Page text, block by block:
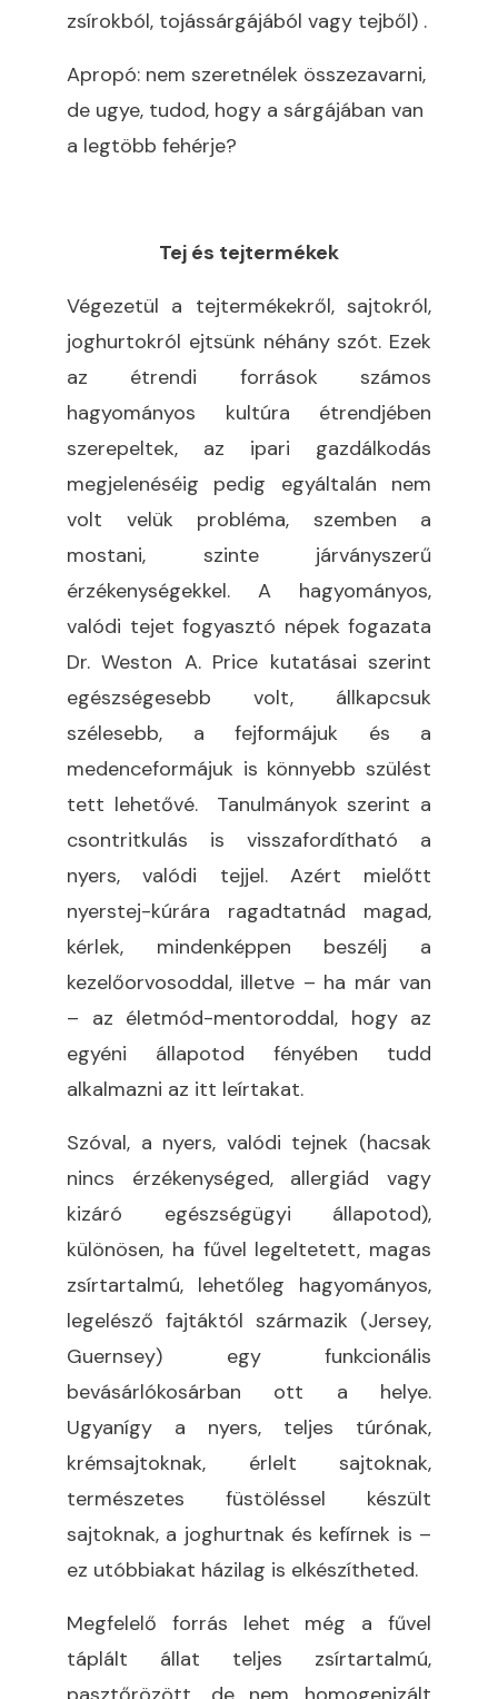
zsírokból, tojássárgájából vagy tejből) .
Apropó: nem szeretnélek összezavarni,
de ugye, tudod, hogy a sárgájában van
a legtöbb fehérje?
Tej és tejtermékek
Végezetül a tejtermékekről, sajtokról,
joghurtokról ejtsünk néhány szót. Ezek
az étrendi források számos
hagyományos kultúra étrendjében
szerepeltek, az ipari gazdálkodás
megjelenéséig pedig egyáltalán nem
volt velük probléma, szemben a
mostani, szinte járványszerű
érzékenységekkel. A hagyományos,
valódi tejet fogyasztó népek fogazata
Dr. Weston A. Price kutatásai szerint
egészségesebb volt, állkapcsuk
szélesebb, a fejformájuk és a
medenceformájuk is könnyebb szülést
tett lehetővé. Tanulmányok szerint a
csontritkulás is visszafordítható a
nyers, valódi tejjel. Azért mielőtt
nyerstej-kúrára ragadtatnád magad,
kérlek, mindenképpen beszélj a
kezelőorvosoddal, illetve – ha már van
– az életmód-mentoroddal, hogy az
egyéni állapotod fényében tudd
alkalmazni az itt leírtakat.
Szóval, a nyers, valódi tejnek (hacsak
nincs érzékenységed, allergiád vagy
kizáró egészségügyi állapotod),
különösen, ha fűvel legeltetett, magas
zsírtartalmú, lehetőleg hagyományos,
legelésző fajtáktól származik (Jersey,
Guernsey) egy funkcionális
bevásárlókosárban ott a helye.
Ugyanígy a nyers, teljes túrónak,
krémsajtoknak, érlelt sajtoknak,
természetes füstöléssel készült
sajtoknak, a joghurtnak és kefírnek is –
ez utóbbiakat házilag is elkészítheted.
Megfelelő forrás lehet még a fűvel
táplált állat teljes zsírtartalmú,